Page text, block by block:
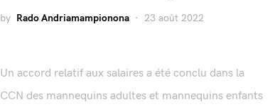
by Rado Andriamampionona 23 août 2022
Un accord relatif aux salaires a été conclu dans la
CCN des mannequins adultes et mannequins enfants